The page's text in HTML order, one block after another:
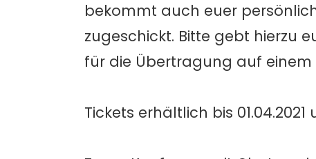
bekommt auch euer
zugeschickt. Bitte gebt hierzu
für die Übertragung auf einem
Tickets erhältlich bis